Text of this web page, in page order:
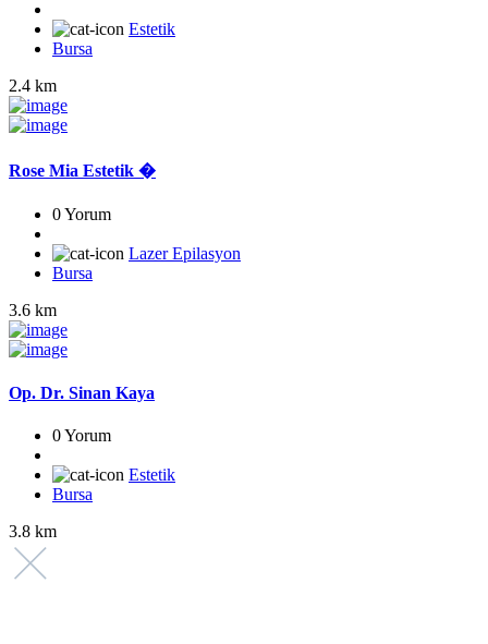
Estetik
Bursa
2.4 km
Rose Mia Estetik �
0 Yorum
Lazer Epilasyon
Bursa
3.6 km
Op. Dr. Sinan Kaya
0 Yorum
Estetik
Bursa
3.8 km